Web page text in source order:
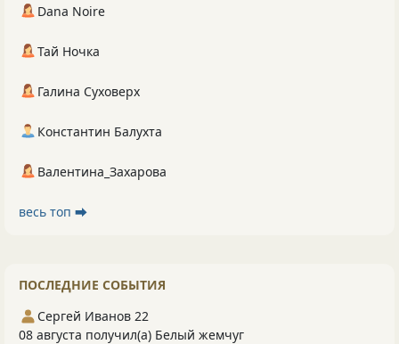
Dana Noire
Тай Ночка
Галина Суховерх
Константин Балухта
Валентина_Захарова
весь топ ⮕
ПОСЛЕДНИЕ СОБЫТИЯ
Сергей Иванов 22
08 августа получил(а) Белый жемчуг